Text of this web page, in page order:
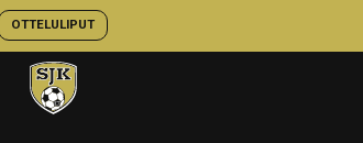
OTTELULIPUT